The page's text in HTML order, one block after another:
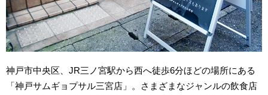
神戸市中央区、JR三ノ宮駅から西へ徒歩6分ほどの場所にある
「神戸サムギョプサル三宮店」。さまざまなジャンルの飲食店